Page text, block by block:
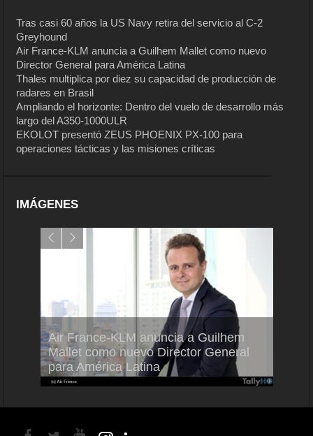
Tras casi 60 años la US Navy retira del servicio al C-2
Greyhound
Air France-KLM anuncia a Guilhem Mallet como nuevo
Director General para América Latina
Thales multiplica por diez su capacidad de producción de
radares en Brasil
Ampliando el horizonte: Dentro del vuelo de desarrollo más
largo del A350-1000ULR
EKOLOT presentó ZEUS PHOENIX PX-100 para
operaciones tácticas y las misiones críticas
IMÁGENES
Air France-KLM anuncia a Guilhem
Mallet como nuevo Director General
para América Latina